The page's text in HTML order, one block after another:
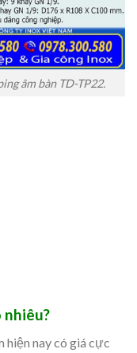
âm bàn TD-TP22.
nhiêu?
hiện nay có giá cực